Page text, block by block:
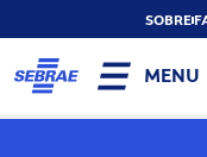
SOBRE
MENU